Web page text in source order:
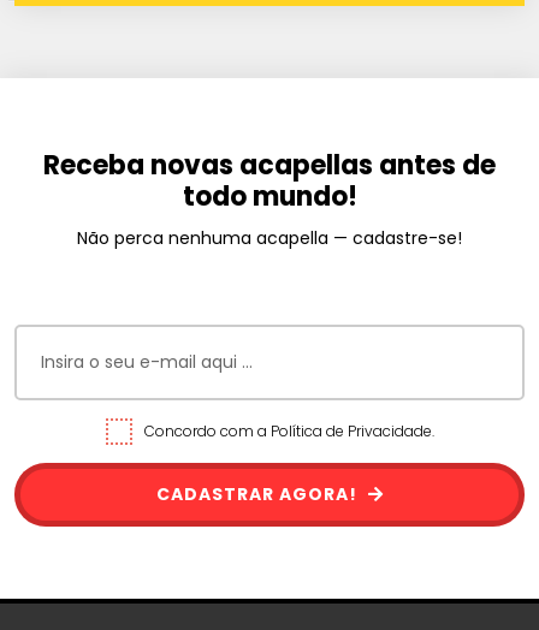
Receba novas acapellas antes de
todo mundo!
Não perca nenhuma acapella — cadastre-se!
Concordo com a Política de Privacidade.
CADASTRAR AGORA!